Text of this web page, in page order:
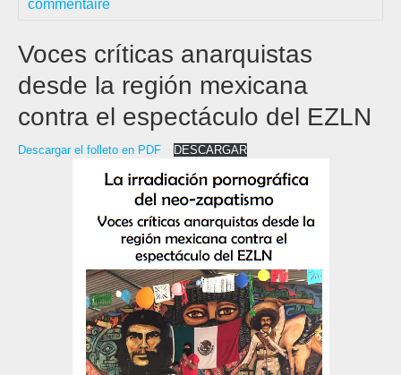
commentaire
Voces críticas anarquistas
desde la región mexicana
contra el espectáculo del EZLN
Descargar el folleto en PDF DESCARGAR